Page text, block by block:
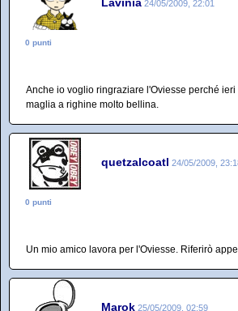
24/05/2009, 22:01
0 punti
Anche io voglio ringraziare l'Oviesse perché
maglia a righine molto bellina.
quetzalcoatl 24/05/2009,
0 punti
Un mio amico lavora per l'Oviesse. Riferirò
Marok 25/05/2009, 02:59